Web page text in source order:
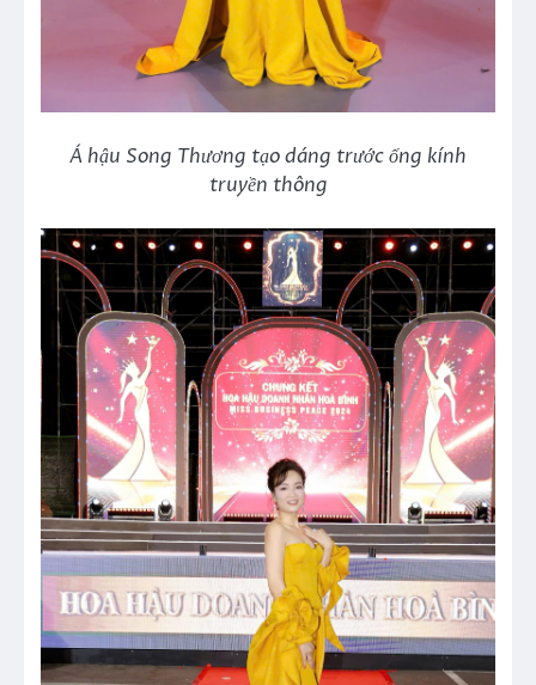
Á hậu Song Thương tạo dáng trước ống kính
truyền thông